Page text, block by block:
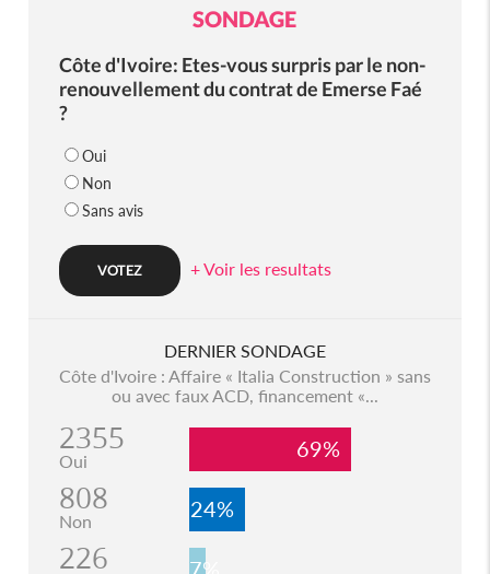
SONDAGE
Côte d'Ivoire: Etes-vous surpris par le non-
renouvellement du contrat de Emerse Faé
?
Oui
Non
Sans avis
+ Voir les resultats
DERNIER SONDAGE
Côte d'Ivoire : Affaire « Italia Construction » sans
ou avec faux ACD, financement «...
2355
Oui 69%
808
Non 24%
226 7%